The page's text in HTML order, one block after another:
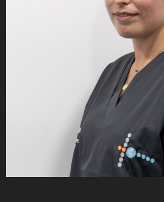
Dr. Nuria Almenar